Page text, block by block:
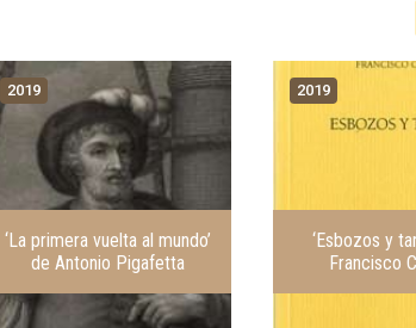
2019
‘La primera vuelta al mundo’
de Antonio Pigafetta
2019
‘Esbozos y
Francisco